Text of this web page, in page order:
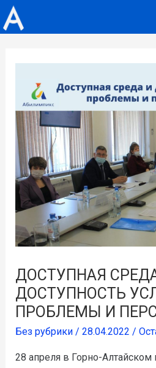
ДОСТУПНАЯ
ДОСТУПНОСТЬ
ПРОБЛЕМЫ И
Без рубрики/ 28.04.2022 /
28 апреля в Горно-Алтайском